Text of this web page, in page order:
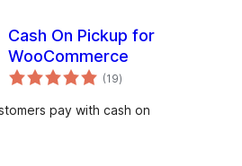
Cash On Pickup for
WooCommerce
(19કુલ
રેટિંગ્સ
)
pay with cash on